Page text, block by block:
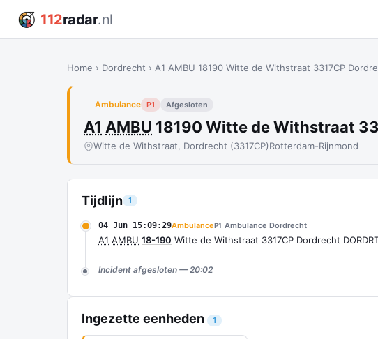
112radar.nl
Home › Dordrecht › A1 AMBU 18190 Witte de Withstraat 3317CP
Ambulance P1 Afgesloten
A1 AMBU 18190 Witte de Withstraat
Witte de Withstraat, Dordrecht (3317CP)Rotterdam-Rijnmond
Tijdlijn 1
04 Jun 15:09:29AmbulanceP1 Ambulance Dordrecht
A1 AMBU 18-190 Witte de Withstraat 3317CP Dordrecht
Incident afgesloten — 20:02
Ingezette eenheden 1